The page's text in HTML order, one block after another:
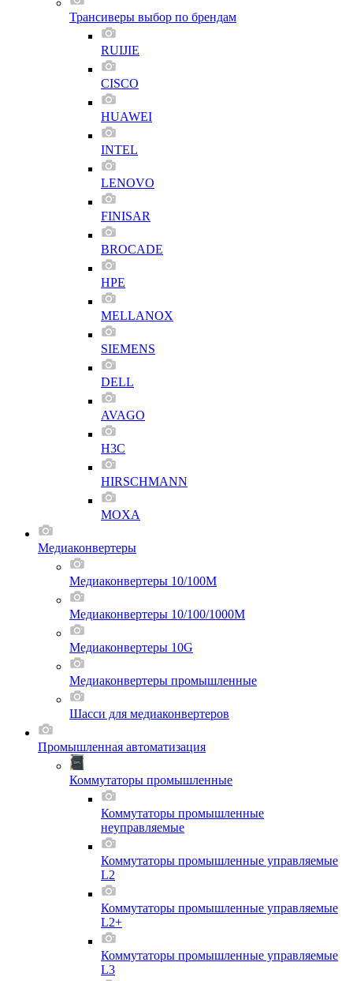
Трансиверы выбор по брендам
RUIJIE
CISCO
HUAWEI
INTEL
LENOVO
FINISAR
BROCADE
HPE
MELLANOX
SIEMENS
DELL
AVAGO
H3C
HIRSCHMANN
MOXA
Медиаконвертеры
Медиаконвертеры 10/100M
Медиаконвертеры 10/100/1000M
Медиаконвертеры 10G
Медиаконвертеры промышленные
Шасси для мeдиаконвертеров
Промышленная автоматизация
Коммутаторы промышленные
Коммутаторы промышленные
неуправляемые
Коммутаторы промышленные управляемые
L2
Коммутаторы промышленные управляемые
L2+
Коммутаторы промышленные управляемые
L3